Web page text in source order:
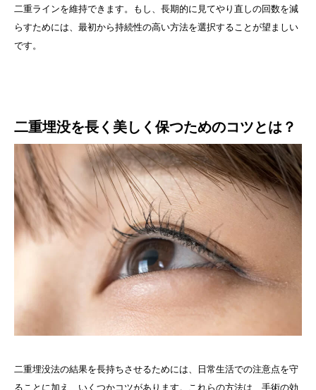
二重ラインを維持できます。もし、長期的に見てやり直しの回数を減
らすためには、最初から持続性の高い方法を選択することが望ましい
です。
二重埋没を長く美しく保つためのコツとは？
二重埋没法の結果を長持ちさせるためには、日常生活での注意点を守
ることに加え、いくつかコツがあります。これらの方法は、手術の効